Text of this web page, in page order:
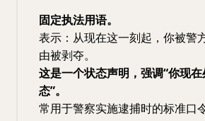
固定执法用语。
表示：从现在这一刻起，你被警
由被剥夺。
这是一个状态声明，强调“你现
态”。
常用于警察实施逮捕时的标准口令